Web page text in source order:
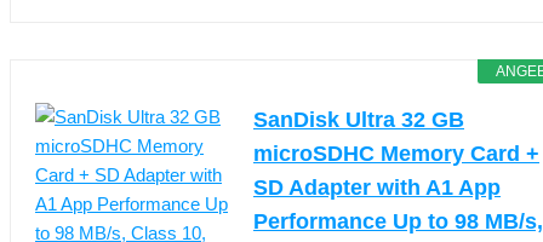
SanDisk Ultra 32 GB
microSDHC Memory Card +
SD Adapter with A1 App
Performance Up to 98 MB/s,